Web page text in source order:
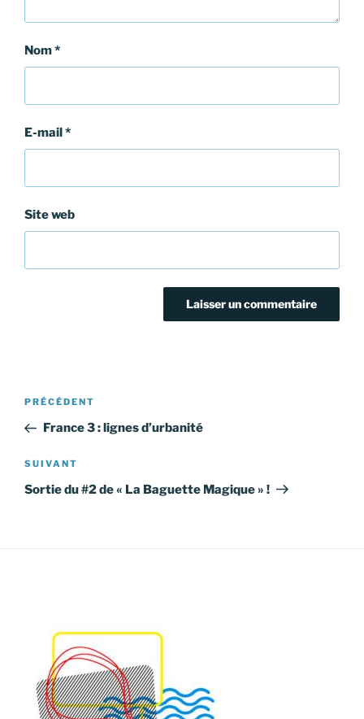
Nom*
E-mail*
Site web
Navigation
l’article
Article
précédent
PRÉCÉDENT
France 3 : lignes d’urbanité
Article
suivant
SUIVANT
Sortie du #2 de « La Baguette Magique » !